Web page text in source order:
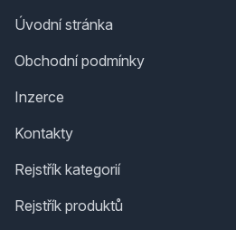
Úvodní stránka
Obchodní podmínky
Inzerce
Kontakty
Rejstřík kategorií
Rejstřík produktů